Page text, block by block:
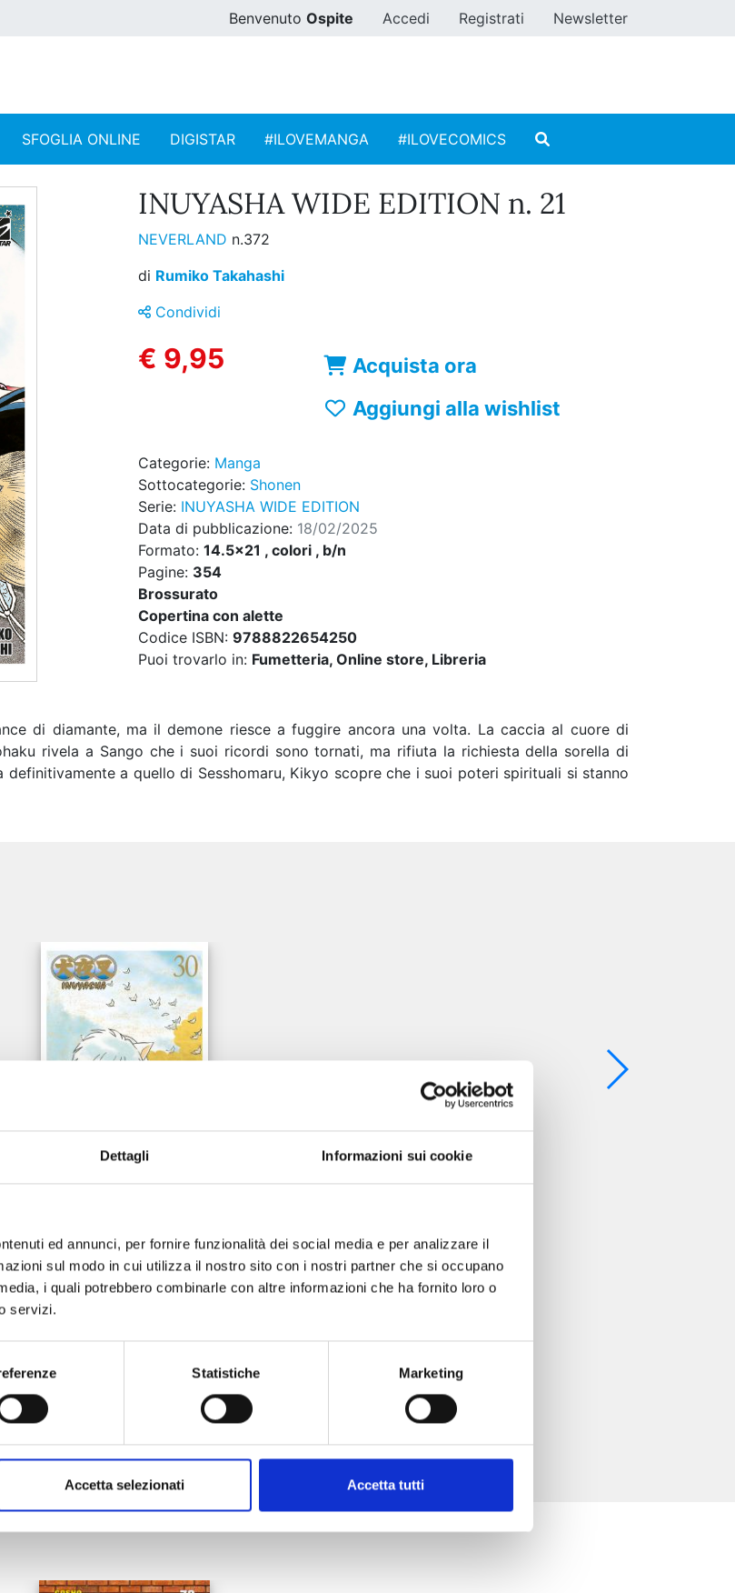
Dettagli Informazioni sui cookie
ed annunci, per fornire funzionalità dei social media e per analizzare il
sul modo in cui utilizza il nostro sito con i nostri partner che si occupano
i quali potrebbero combinarle con altre informazioni che ha fornito loro o
servizi.
Statistiche Marketing
Accetta selezionati Accetta tutti
Benvenuto Ospite Accedi Registrati Newsletter
SFOGLIA ONLINE DIGISTAR #ILOVEMANGA #ILOVECOMICS
INUYASHA WIDE EDITION n. 21
NEVERLAND n.372
di Rumiko Takahashi
Condividi
€ 9,95
Acquista ora
Aggiungi alla wishlist
Categorie: Manga
Sottocategorie: Shonen
Serie: INUYASHA WIDE EDITION
Data di pubblicazione: 18/02/2025
Formato: 14.5x21 , colori , b/n
Pagine: 354
Brossurato
Copertina con alette
Codice ISBN: 9788822654250
Puoi trovarlo in: Fumetteria, Online store, Libreria
di diamante, ma il demone riesce a fuggire ancora una volta. La caccia al cuore di
rivela a Sango che i suoi ricordi sono tornati, ma rifiuta la richiesta della sorella di
a quello di Sesshomaru, Kikyo scopre che i suoi poteri spirituali si stanno
27/10/2026
€ 9,95